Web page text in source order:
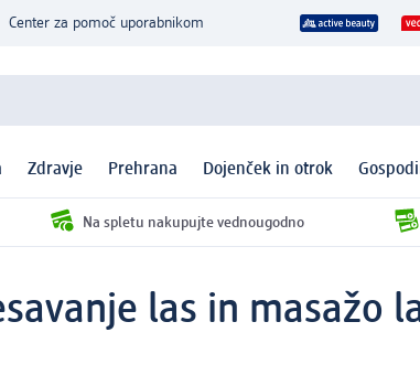
Center za pomoč uporabnikom
Zdravje Prehrana Dojenček in otrok
Na spletu nakupujte vednougodno
las in masažo